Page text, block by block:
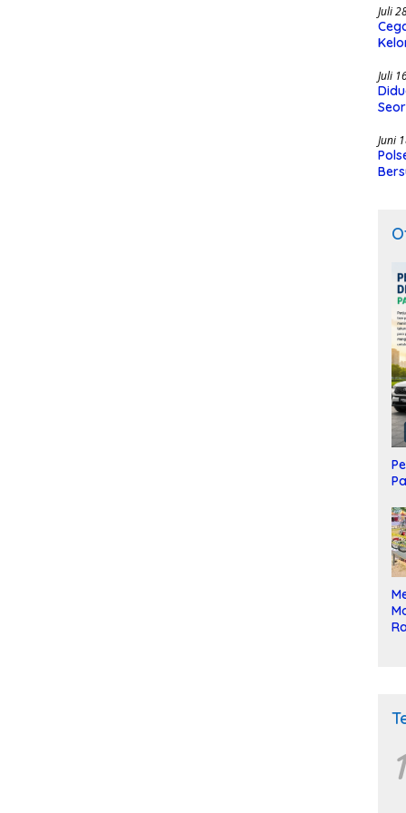
Juli
Juli
Juni
1